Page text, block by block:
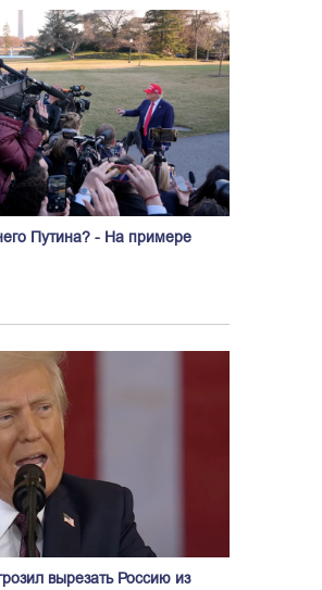
Путина? - На примере
вырезать Россию из